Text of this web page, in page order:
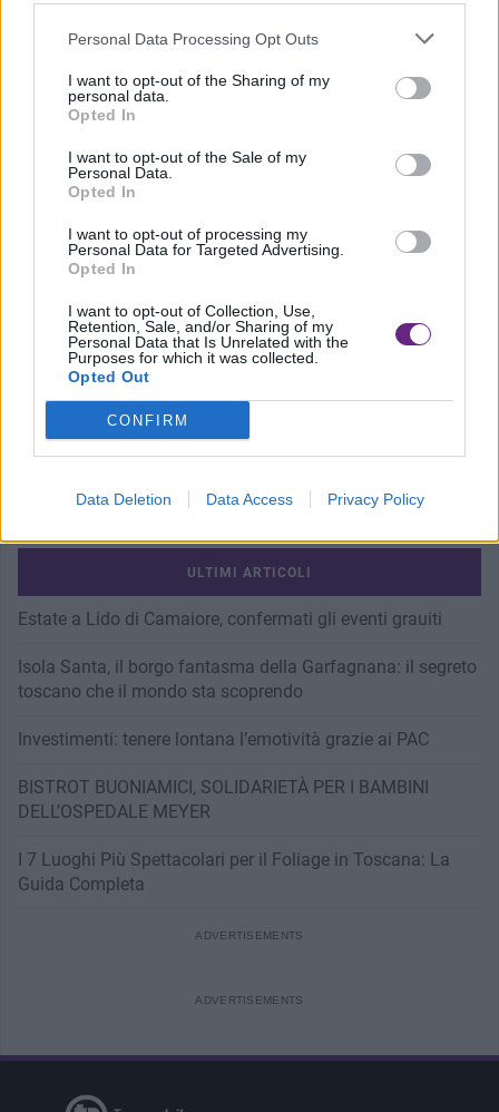
Personal Data Processing Opt Outs
I want to opt-out of the Sharing of my
personal data.
Opted In
I want to opt-out of the Sale of my
Personal Data.
Opted In
I want to opt-out of processing my
Personal Data for Targeted Advertising.
Opted In
I want to opt-out of Collection, Use,
Retention, Sale, and/or Sharing of my
Personal Data that Is Unrelated with the
Purposes for which it was collected.
Opted Out
CONFIRM
Data Deletion Data Access Privacy Policy
Precedente
Il camper va in fiamme nella notte
ULTIMI ARTICOLI
Estate a Lido di Camaiore, confermati gli eventi grauiti
Isola Santa, il borgo fantasma della Garfagnana: il segreto
toscano che il mondo sta scoprendo
Investimenti: tenere lontana l’emotività grazie ai PAC
BISTROT BUONIAMICI, SOLIDARIETÀ PER I BAMBINI
DELL’OSPEDALE MEYER
I 7 Luoghi Più Spettacolari per il Foliage in Toscana: La
Guida Completa